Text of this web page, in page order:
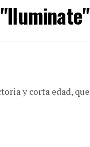
y corta edad, que